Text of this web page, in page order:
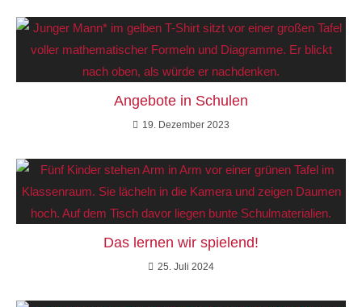
Angebote in Schulen
19. Dezember 2023
Das lernen wir spielend!
25. Juli 2024